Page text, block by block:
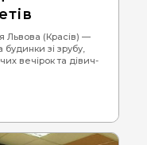
Львова (Красів) —
зі зрубу,
вечірок та дівич-